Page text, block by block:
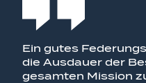
Ein gutes
die Ausdauer der
gesamten Mission